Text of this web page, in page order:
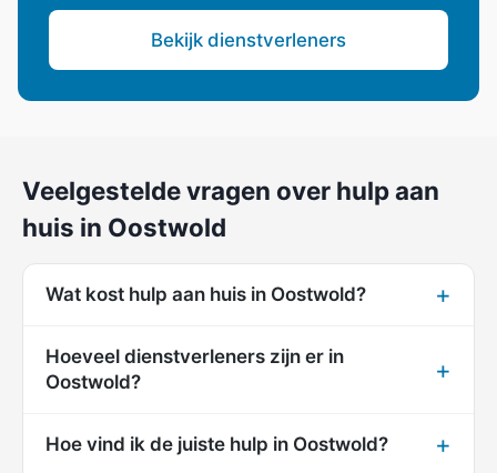
Bekijk dienstverleners
Veelgestelde vragen over hulp aan
huis in Oostwold
Wat kost hulp aan huis in Oostwold?
Hoeveel dienstverleners zijn er in
Oostwold?
Hoe vind ik de juiste hulp in Oostwold?